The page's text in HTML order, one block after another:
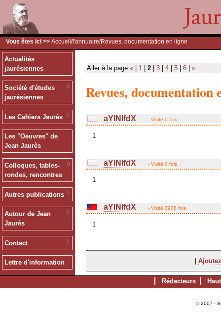
Vous êtes ici >> Accueil /l'annuaire/Revues, documentation en ligne
Actualités
jaurésiennes
Société d'études
jaurésiennes
Les Cahiers Jaurès
Les "Oeuvres" de
Jean Jaurès
Colloques, tables-
rondes, rencontres
Autres publications
Autour de Jean
Jaurès
Contact
Lettre d'information
Aller à la page « 1 2 3 4 5 6 »
Revues, documentation
aYlNlfdX - Visité 0 fois
1
aYlNlfdX - Visité 0 fois
1
aYlNlfdX - Visité 3908 fois
1
|
Rédacteurs
© 2007 -